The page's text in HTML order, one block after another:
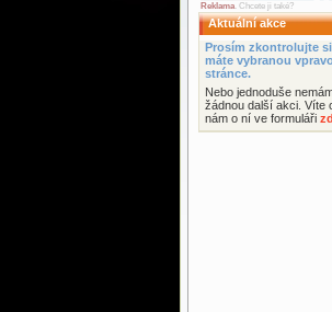
Reklama. Chcete ji také?
Aktuální akce
Prosím zkontrolujte
máte vybranou
stránce.
Nebo jednoduše
žádnou další akci. Víte
nám o ní ve formuláři